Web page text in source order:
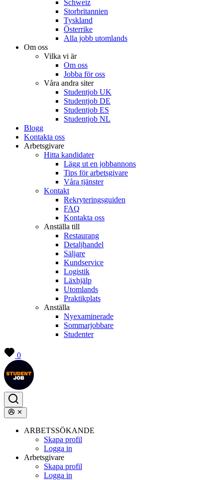
Schweiz
Storbritannien
Tyskland
Österrike
Alla jobb utomlands
Om oss
Vilka vi är
Om oss
Jobba för oss
Våra andra siter
Studentjob UK
Studentjob DE
Studentjob ES
Studentjob NL
Blogg
Kontakta oss
Arbetsgivare
Hitta kandidater
Lägg ut en jobbannons
Tips för arbetsgivare
Våra tjänster
Kontakt
Rekryteringsguiden
FAQ
Kontakta oss
Anställa till
Restaurang
Detaljhandel
Säljare
Kundservice
Logistik
Läxhjälp
Utomlands
Praktikplats
Anställa
Nyexaminerade
Sommarjobbare
Studenter
0
ARBETSSÖKANDE
Skapa profil
Logga in
Arbetsgivare
Skapa profil
Logga in